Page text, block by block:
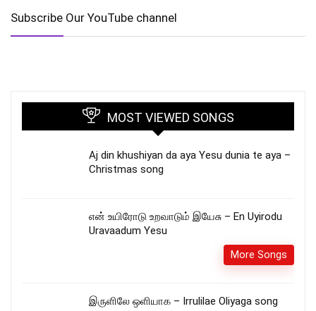
Subscribe Our YouTube channel
MOST VIEWED SONGS
Aj din khushiyan da aya Yesu dunia te aya –
Christmas song
என் உயிரோடு உறவாடும் இயேசு – En Uyirodu
Uravaadum Yesu
More Songs
இருளிலே ஒளியாக – Irrulilae Oliyaga song